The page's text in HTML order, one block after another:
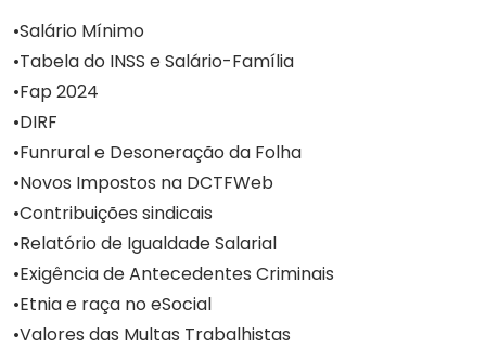
Salário Mínimo
Tabela do INSS e Salário-Família
Fap 2024
DIRF
Funrural e Desoneração da Folha
Novos Impostos na DCTFWeb
Contribuições sindicais
Relatório de Igualdade Salarial
Exigência de Antecedentes Criminais
Etnia e raça no eSocial
Valores das Multas Trabalhistas